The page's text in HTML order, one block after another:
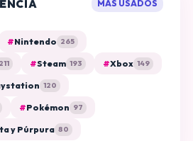
MÁS USADOS
#Nintendo 265
211 #Steam 193 #Xbox 149
120
#Pokémon 97
y Púrpura 80